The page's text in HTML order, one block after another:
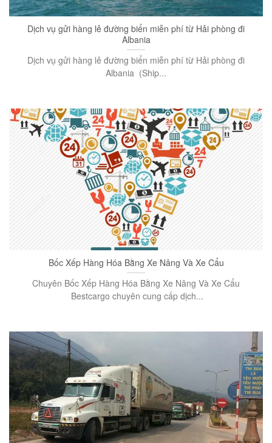
Dịch vụ gửi hàng lẻ đường biển miễn phí từ Hải phòng đi
Albania
Dịch vụ gửi hàng lẻ đường biển miễn phí từ Hải phòng đi
Albania (Ship...
Bốc Xếp Hàng Hóa Bằng Xe Nâng Và Xe Cẩu
Chuyên Bốc Xếp Hàng Hóa Bằng Xe Nâng Và Xe Cẩu
Bestcargo chuyên cung cấp dịch...